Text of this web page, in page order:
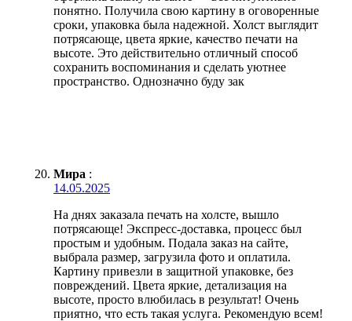
понятно. Получила свою картину в оговоренные
сроки, упаковка была надежной. Холст выглядит
потрясающе, цвета яркие, качество печати на
высоте. Это действительно отличный способ
сохранить воспоминания и сделать уютнее
пространство. Однозначно буду зак
Мира :
14.05.2025
На днях заказала печать на холсте, вышло
потрясающе! Экспресс-доставка, процесс был
простым и удобным. Подала заказ на сайте,
выбрала размер, загрузила фото и оплатила.
Картину привезли в защитной упаковке, без
повреждений. Цвета яркие, детализация на
высоте, просто влюбилась в результат! Очень
приятно, что есть такая услуга. Рекомендую всем!